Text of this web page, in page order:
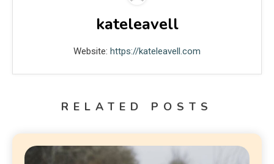
kateleavell
Website: https://kateleavell.com
RELATED POSTS